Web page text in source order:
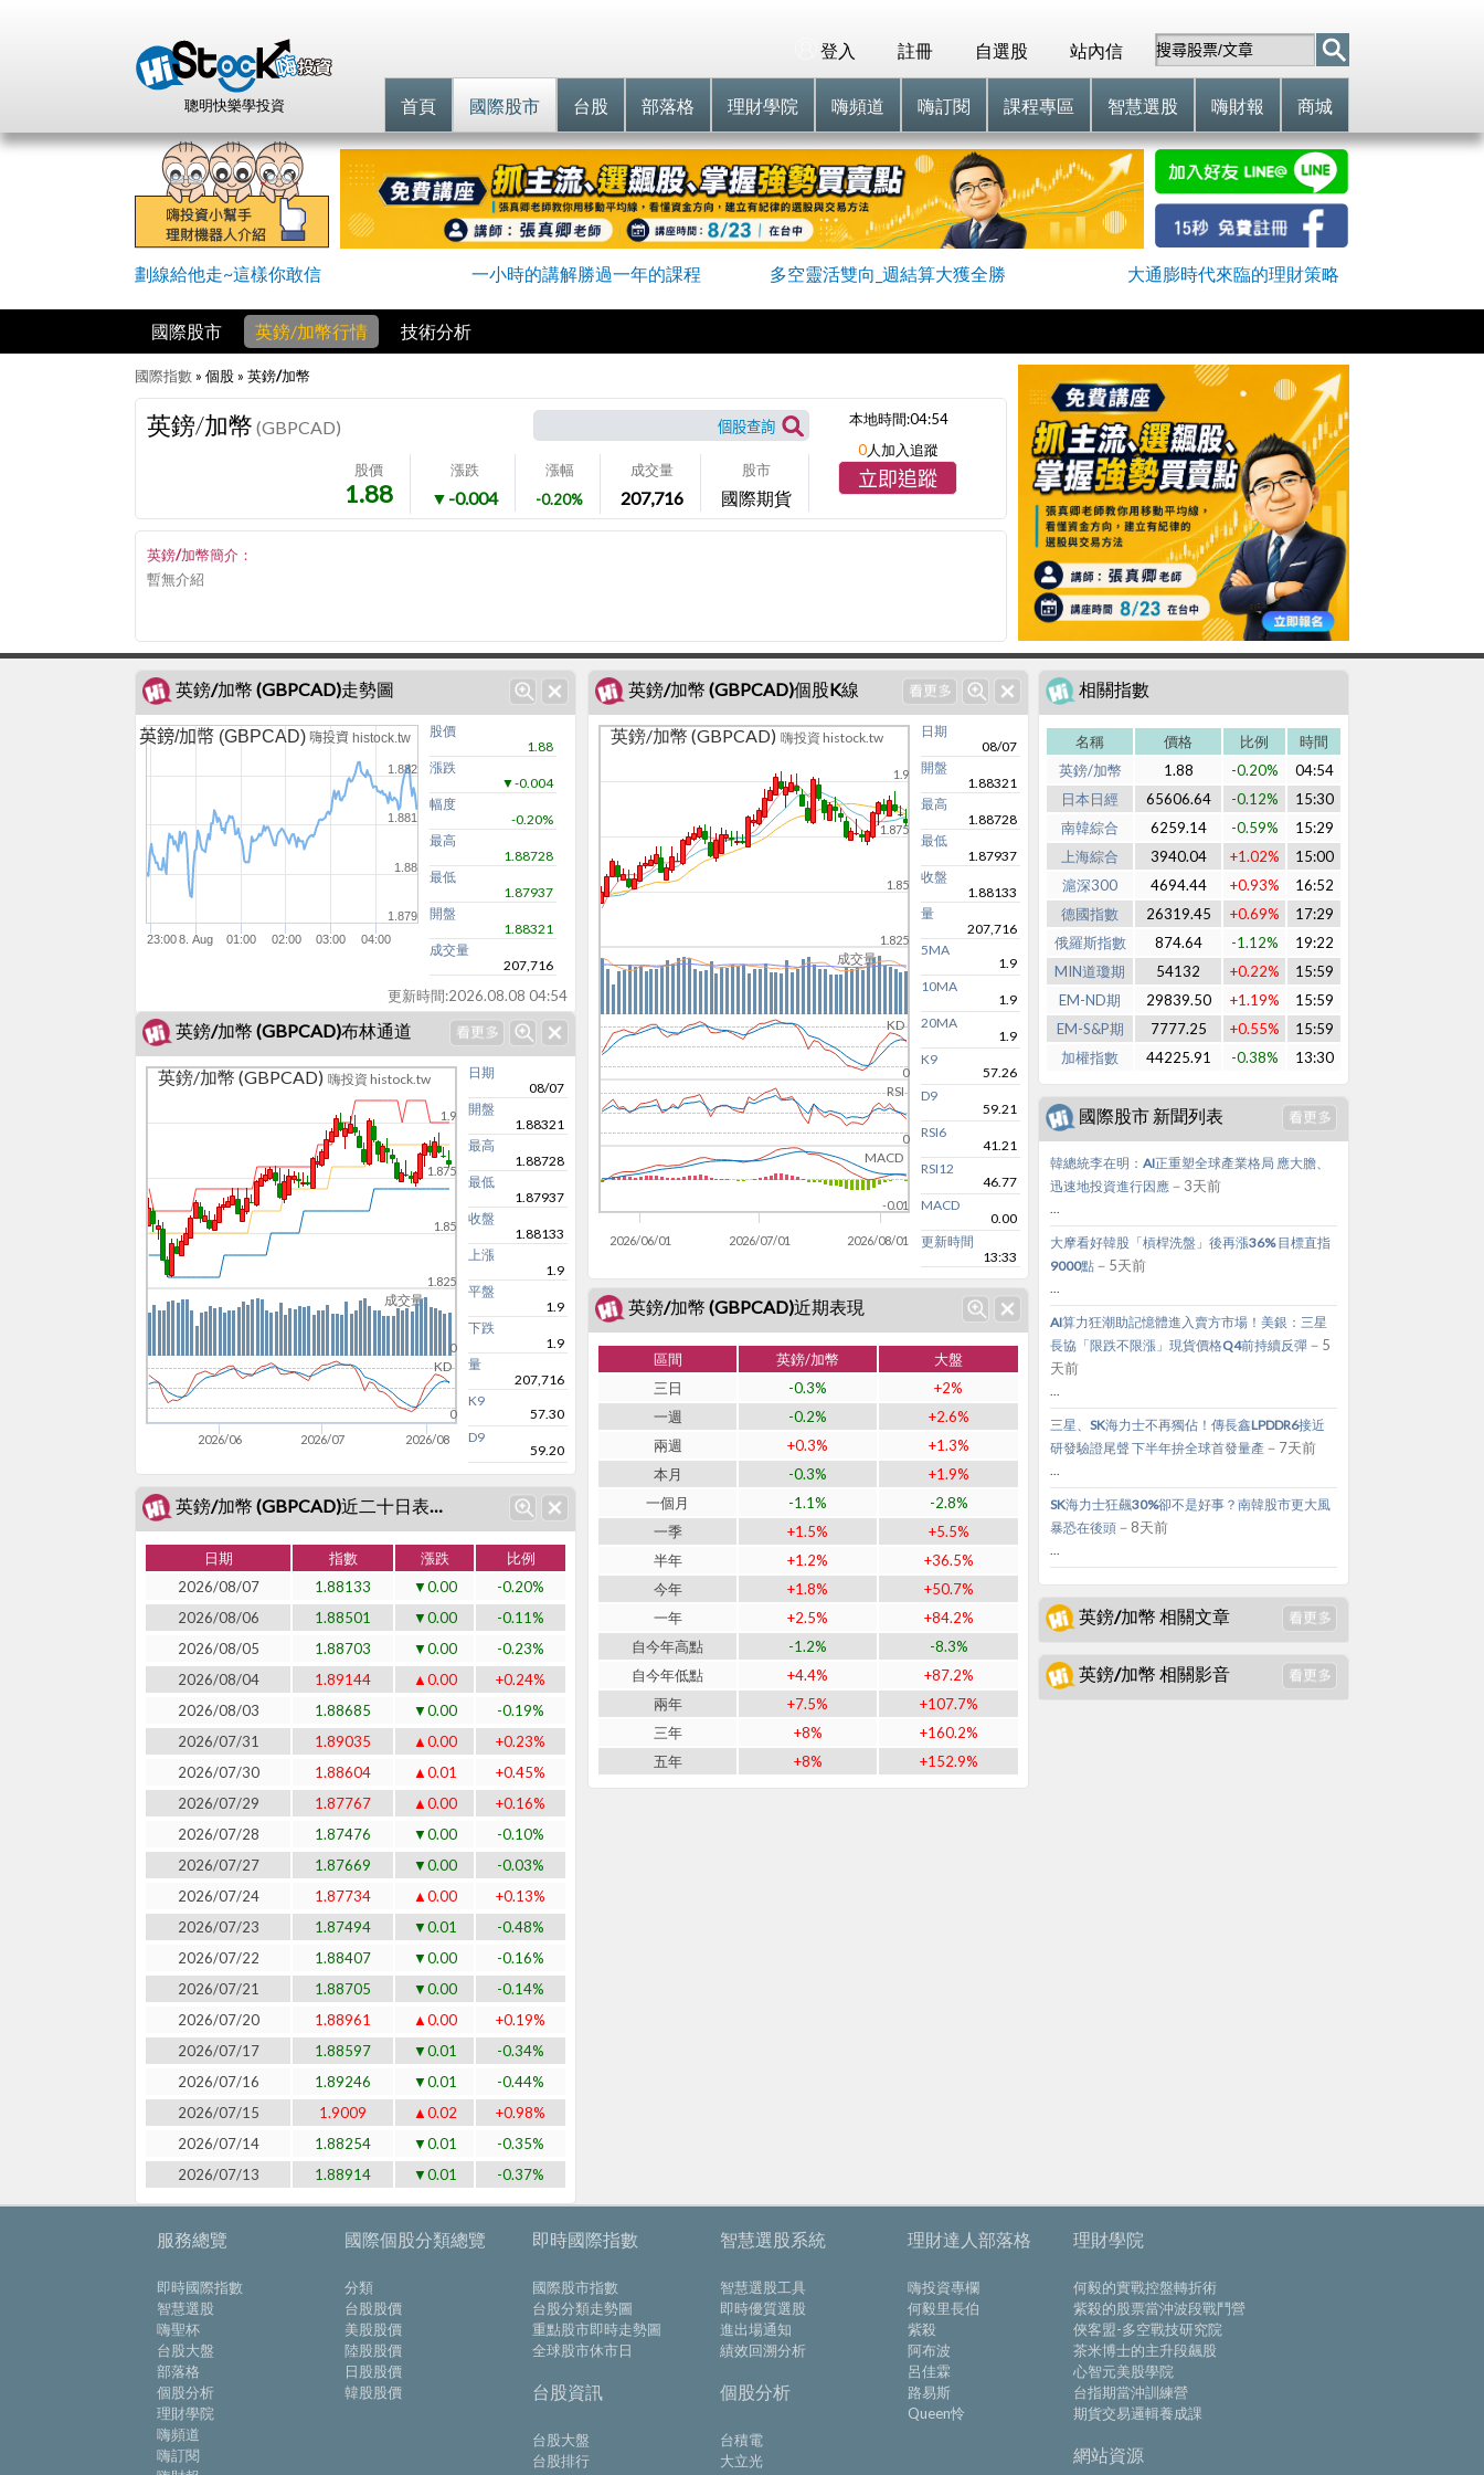
聰明快樂學投資
站內信
自選股
註冊
登入
首頁 國際股市 台股 部落格 理財學院 嗨頻道 嗨訂閱 課程專區 智慧選股 嗨財報 商城
劃線給他走~這樣你敢信 一小時的講解勝過一年的課程 多空靈活雙向_週結算大獲全勝 大通膨時代來臨的理財策略
國際股市 英鎊/加幣行情 技術分析
國際指數 » 個股 » 英鎊/加幣
英鎊/加幣 (GBPCAD)
股價
1.88
漲跌
▼-0.004
漲幅
-0.20%
成交量
207,716
股市
國際期貨
本地時間:04:54
0人加入追蹤
立即追蹤
英鎊/加幣簡介：
暫無介紹
英鎊/加幣 (GBPCAD)走勢圖
英鎊/加幣 (GBPCAD) 嗨投資 histock.tw
23:008. Aug 01:00 02:00 03:00 04:00
1.879
1.88
1.881
1.882
股價
1.88
漲跌
▼-0.004
幅度
-0.20%
最高
1.88728
最低
1.87937
開盤
1.88321
成交量
207,716
更新時間:2026.08.08 04:54
英鎊/加幣 (GBPCAD)個股K線
成交量
KD
RSI
MACD
英鎊/加幣 (GBPCAD) 嗨投資 histock.tw
2026/06/01 2026/07/01 2026/08/01
1.825
1.85
1.875
1.9
0
0
-0.01
日期
08/07
開盤
1.88321
最高
1.88728
最低
1.87937
收盤
1.88133
量
207,716
5MA
1.9
10MA
1.9
20MA
1.9
K9
57.26
D9
59.21
RSI6
41.21
RSI12
46.77
MACD
0.00
更新時間
13:33
英鎊/加幣 (GBPCAD)布林通道
成交量
KD
英鎊/加幣 (GBPCAD) 嗨投資 histock.tw
2026/06 2026/07 2026/08
1.825
1.85
1.875
1.9
0
0
日期
08/07
開盤
1.88321
最高
1.88728
最低
1.87937
收盤
1.88133
上漲
1.9
平盤
1.9
下跌
1.9
量
207,716
K9
57.30
D9
59.20
英鎊/加幣 (GBPCAD)近期表現
區間 英鎊/加幣
大盤
三日
-0.3%
+2%
一週
-0.2%
+2.6%
兩週
+0.3%
+1.3%
本月
-0.3%
+1.9%
一個月
-1.1%
-2.8%
一季
+1.5%
+5.5%
半年
+1.2%
+36.5%
今年
+1.8%
+50.7%
一年
+2.5%
+84.2%
自今年高點
-1.2%
-8.3%
自今年低點
+4.4%
+87.2%
兩年
+7.5%
+107.7%
三年
+8%
+160.2%
五年
+8% +152.9%
英鎊/加幣 (GBPCAD)近二十日表現
日期 指數 漲跌
比例
2026/08/07
1.88133 ▼0.00
-0.20%
2026/08/06
1.88501 ▼0.00
-0.11%
2026/08/05
1.88703 ▼0.00
-0.23%
2026/08/04
1.89144 ▲0.00
+0.24%
2026/08/03
1.88685 ▼0.00
-0.19%
2026/07/31
1.89035 ▲0.00
+0.23%
2026/07/30
1.88604 ▲0.01
+0.45%
2026/07/29
1.87767 ▲0.00
+0.16%
2026/07/28
1.87476 ▼0.00
-0.10%
2026/07/27
1.87669 ▼0.00
-0.03%
2026/07/24
1.87734 ▲0.00
+0.13%
2026/07/23
1.87494 ▼0.01
-0.48%
2026/07/22
1.88407 ▼0.00
-0.16%
2026/07/21
1.88705 ▼0.00
-0.14%
2026/07/20
1.88961 ▲0.00
+0.19%
2026/07/17
1.88597 ▼0.01
-0.34%
2026/07/16
1.89246 ▼0.01
-0.44%
2026/07/15
1.9009 ▲0.02
+0.98%
2026/07/14
1.88254 ▼0.01
-0.35%
2026/07/13
1.88914 ▼0.01 -0.37%
相關指數
名稱 價格 比例
時間
英鎊/加幣
1.88 -0.20%
04:54
日本日經
65606.64 -0.12%
15:30
南韓綜合
6259.14 -0.59%
15:29
上海綜合
3940.04 +1.02%
15:00
滬深300
4694.44 +0.93%
16:52
德國指數
26319.45 +0.69%
17:29
俄羅斯指數
874.64 -1.12%
19:22
MIN道瓊期
54132 +0.22%
15:59
EM-ND期
29839.50 +1.19%
15:59
EM-S&P期
7777.25 +0.55%
15:59
加權指數
44225.91 -0.38% 13:30
國際股市 新聞列表
韓總統李在明：AI正重塑全球產業格局 應大膽、
迅速地投資進行因應 －3天前
...
大摩看好韓股「槓桿洗盤」後再漲36% 目標直指
9000點 －5天前
...
AI算力狂潮助記憶體進入賣方市場！美銀：三星
長協「限跌不限漲」現貨價格Q4前持續反彈 －5
天前
...
三星、SK海力士不再獨佔！傳長鑫LPDDR6接近
研發驗證尾聲 下半年拚全球首發量產 －7天前
...
SK海力士狂飆30%卻不是好事？南韓股市更大風
暴恐在後頭 －8天前
...
英鎊/加幣 相關文章
英鎊/加幣 相關影音
服務總覽
即時國際指數
智慧選股
嗨聖杯
台股大盤
部落格
個股分析
理財學院
嗨頻道
嗨訂閱
國際個股分類總覽
分類
台股股價
美股股價
陸股股價
日股股價
韓股股價
即時國際指數
國際股市指數
台股分類走勢圖
重點股市即時走勢圖
全球股市休市日
台股資訊
台股大盤
台股排行
智慧選股系統
智慧選股工具
即時優質選股
進出場通知
績效回溯分析
個股分析
台積電
大立光
理財達人部落格
嗨投資專欄
何毅里長伯
紫殺
阿布波
呂佳霖
路易斯
Queen怜
理財學院
何毅的實戰控盤轉折術
紫殺的股票當沖波段戰鬥營
俠客盟-多空戰技研究院
茶米博士的主升段飆股
心智元美股學院
台指期當沖訓練營
期貨交易邏輯養成課
網站資源